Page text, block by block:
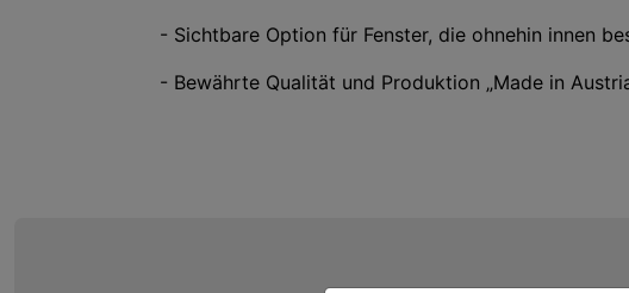
- Sichtbare Option für Fenster, die ohnehin innen
- Bewährte Qualität und Produktion „Made in